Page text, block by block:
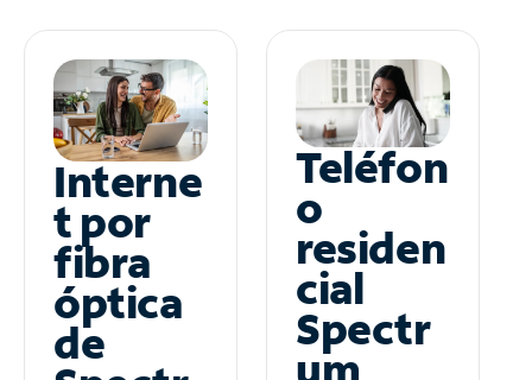
Interne
t por
fibra
óptica
de
Teléfon
o
residen
cial
Spectr
um